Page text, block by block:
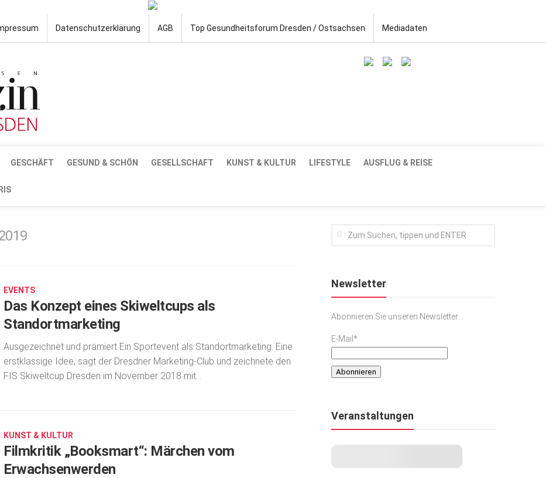
Datenschutzerklärung AGB Top Gesundheitsforum Dresden / Ostsachsen Mediadaten
GESCHÄFT GESUND & SCHÖN GESELLSCHAFT KUNST & KULTUR LIFESTYLE AUSFLUG & REISE
EVENTS
Das Konzept eines Skiweltcups als
Standortmarketing
Ausgezeichnet und prämiert Ein Sportevent als Standortmarketing. Eine
erstklassige Idee, sagt der Dresdner Marketing-Club und zeichnete den
FIS Skiweltcup Dresden im November 2018 mit...
KUNST & KULTUR
Filmkritik „Booksmart“: Märchen vom
Erwachsenwerden
Newsletter
Abonnieren Sie unseren Newsletter
E-Mail*
Veranstaltungen